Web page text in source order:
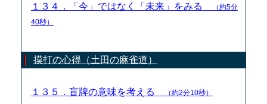
１３４．「今」ではなく「未来」をみる
（約5分
40秒）
摸打の心得（土田の麻雀道）
１３５．盲牌の意味を考える （約2分10秒）